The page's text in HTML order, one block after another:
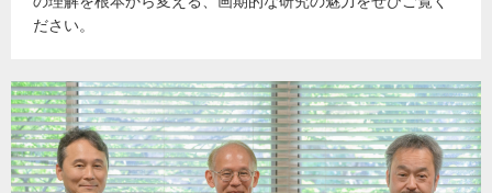
ださい。